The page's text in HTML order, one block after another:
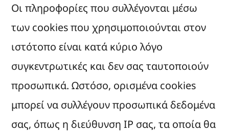
Οι πληροφορίες που συλλέγονται μέσω
των cookies που χρησιμοποιούνται στον
ιστότοπο είναι κατά κύριο λόγο
συγκεντρωτικές και δεν σας ταυτοποιούν
προσωπικά. Ωστόσο, ορισμένα cookies
μπορεί να συλλέγουν προσωπικά δεδομένα
σας, όπως η διεύθυνση IP σας, τα οποία θα